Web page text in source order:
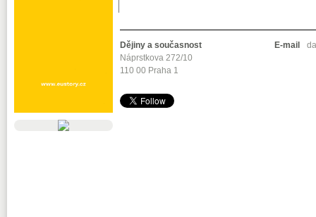
Dějiny a současnost
Náprstkova 272/10
110 00 Praha 1
E-mail